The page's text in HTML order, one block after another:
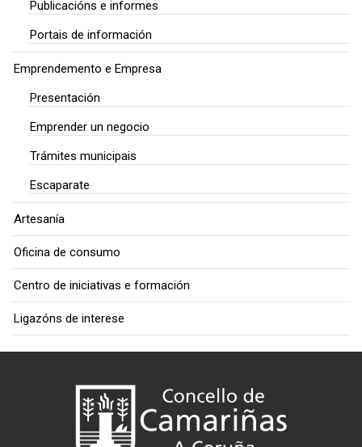
Publicacións e informes
Portais de información
Emprendemento e Empresa
Presentación
Emprender un negocio
Trámites municipais
Escaparate
Artesanía
Oficina de consumo
Centro de iniciativas e formación
Ligazóns de interese